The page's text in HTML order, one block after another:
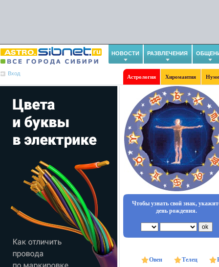
НОВОСТИ РАЗВЛЕЧЕНИЯ
Вход
Астрология Хиромантия
Чтобы узнать свой знак,
день рождения.
Овен Телец